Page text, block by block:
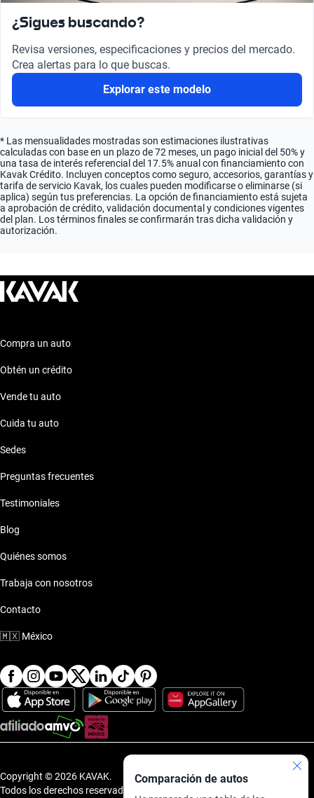
¿Sigues buscando?
Revisa versiones, especificaciones y precios del mercado.
Crea alertas para lo que buscas.
Explorar este modelo
* Las mensualidades mostradas son estimaciones ilustrativas
calculadas con base en un plazo de 72 meses, un pago inicial del 50% y
una tasa de interés referencial del 17.5% anual con financiamiento con
Kavak Crédito. Incluyen conceptos como seguro, accesorios, garantías y
tarifa de servicio Kavak, los cuales pueden modificarse o eliminarse (si
aplica) según tus preferencias. La opción de financiamiento está sujeta
a aprobación de crédito, validación documental y condiciones vigentes
del plan. Los términos finales se confirmarán tras dicha validación y
autorización.
Comparación de autos
Compra un auto
Obtén un crédito
Vende tu auto
Cuida tu auto
Sedes
Preguntas frecuentes
Testimoniales
Blog
Quiénes somos
Trabaja con nosotros
Contacto
🇲🇽 México
Copyright © 2026 KAVAK.
Todos los derechos reservados.